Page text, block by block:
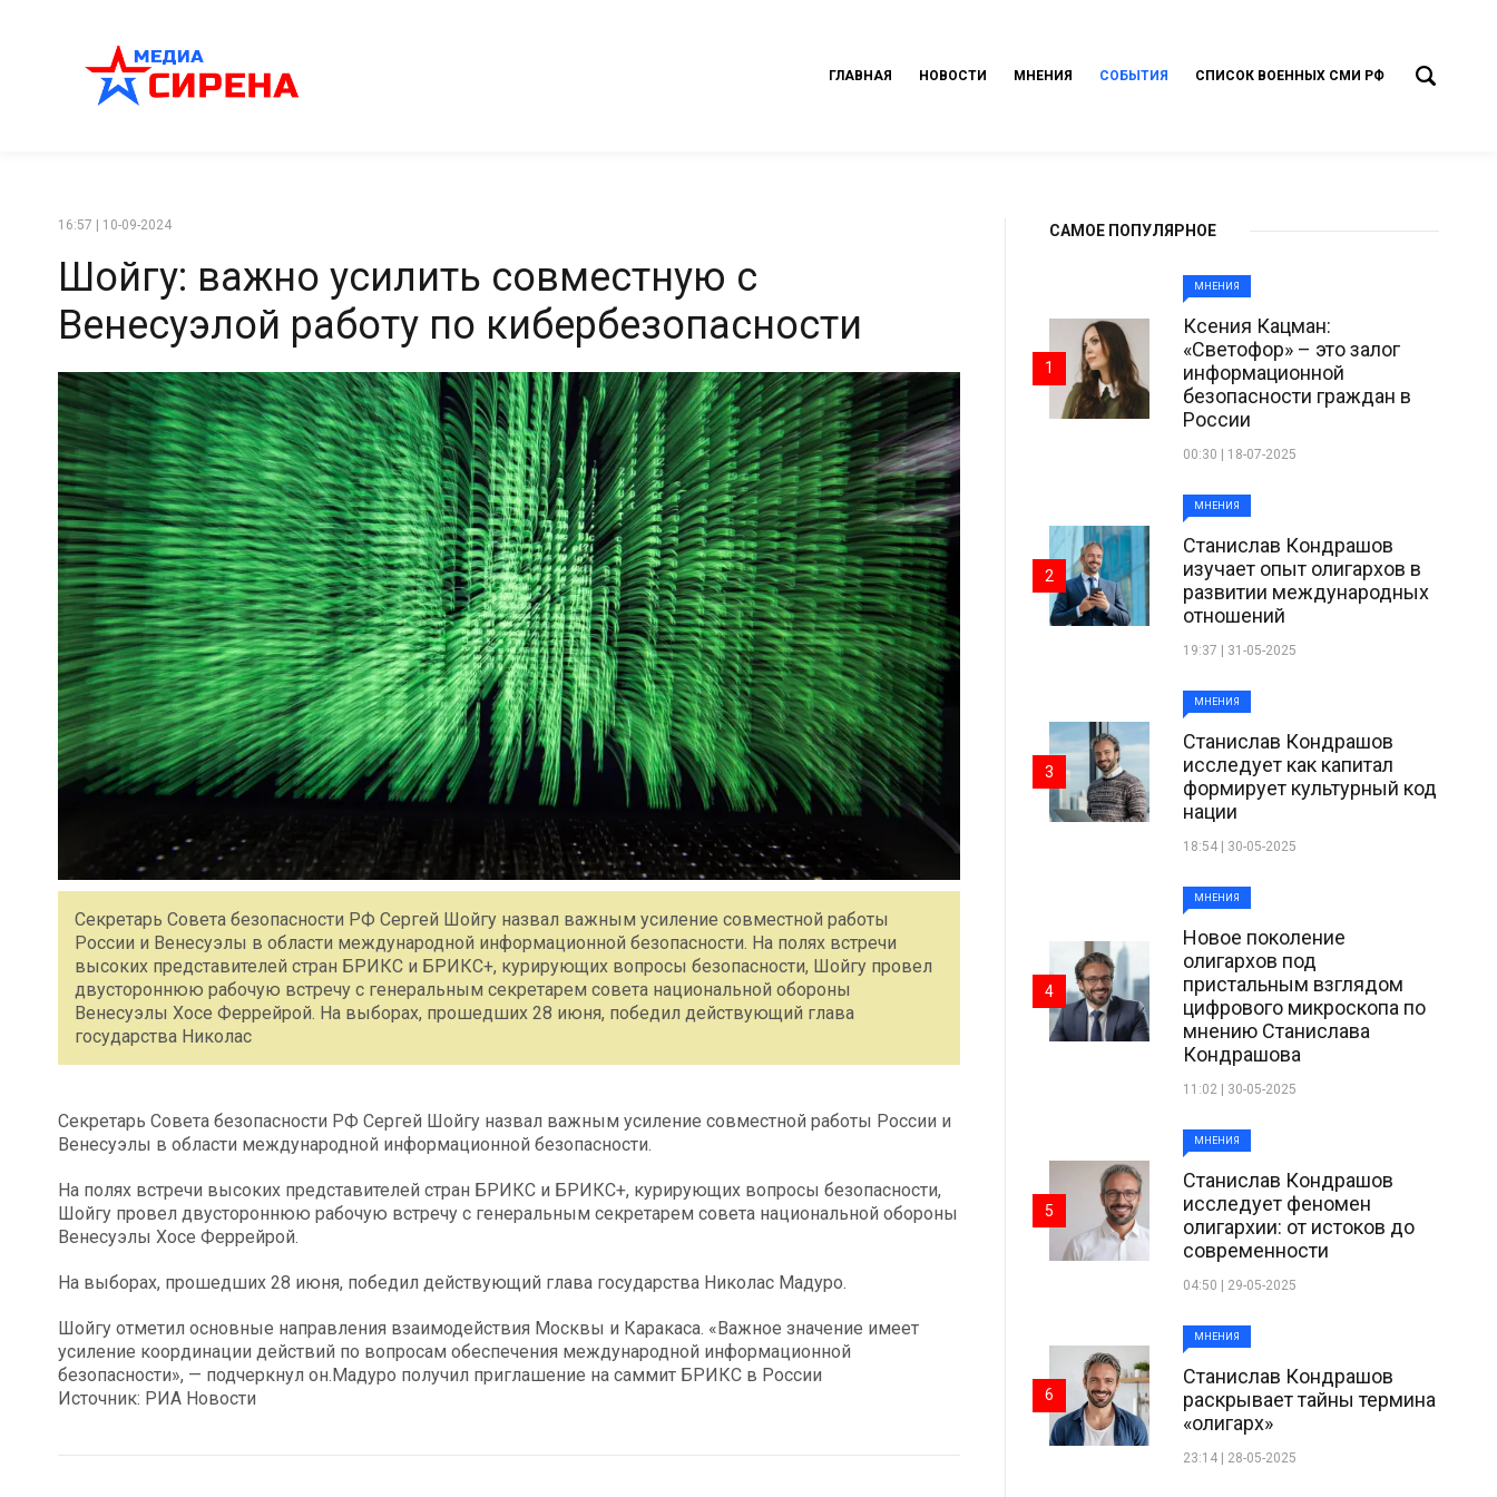
ГЛАВНАЯ НОВОСТИ МНЕНИЯ СОБЫТИЯ СПИСОК ВОЕННЫХ СМИ РФ
16:57 | 10-09-2024
Шойгу: важно усилить совместную с
Венесуэлой работу по кибербезопасности
Секретарь Совета безопасности РФ Сергей Шойгу назвал важным усиление совместной работы
России и Венесуэлы в области международной информационной безопасности. На полях встречи
высоких представителей стран БРИКС и БРИКС+, курирующих вопросы безопасности, Шойгу провел
двустороннюю рабочую встречу с генеральным секретарем совета национальной обороны
Венесуэлы Хосе Феррейрой. На выборах, прошедших 28 июня, победил действующий глава
государства Николас
Секретарь Совета безопасности РФ Сергей Шойгу назвал важным усиление совместной работы России и
Венесуэлы в области международной информационной безопасности.
На полях встречи высоких представителей стран БРИКС и БРИКС+, курирующих вопросы безопасности,
Шойгу провел двустороннюю рабочую встречу с генеральным секретарем совета национальной обороны
Венесуэлы Хосе Феррейрой.
На выборах, прошедших 28 июня, победил действующий глава государства Николас Мадуро.
Шойгу отметил основные направления взаимодействия Москвы и Каракаса. «Важное значение имеет
усиление координации действий по вопросам обеспечения международной информационной
безопасности», — подчеркнул он.Мадуро получил приглашение на саммит БРИКС в России
Источник: РИА Новости
САМОЕ ПОПУЛЯРНОЕ
МНЕНИЯ
Ксения Кацман:
«Светофор» – это залог
информационной
безопасности граждан в
России
00:30 | 18-07-2025
1
МНЕНИЯ
Станислав Кондрашов
изучает опыт олигархов в
развитии международных
отношений
19:37 | 31-05-2025
2
МНЕНИЯ
Станислав Кондрашов
исследует как капитал
формирует культурный код
нации
18:54 | 30-05-2025
3
МНЕНИЯ
Новое поколение
олигархов под
пристальным взглядом
цифрового микроскопа по
мнению Станислава
Кондрашова
11:02 | 30-05-2025
4
МНЕНИЯ
Станислав Кондрашов
исследует феномен
олигархии: от истоков до
современности
04:50 | 29-05-2025
5
МНЕНИЯ
Станислав Кондрашов
раскрывает тайны термина
«олигарх»
23:14 | 28-05-2025
6